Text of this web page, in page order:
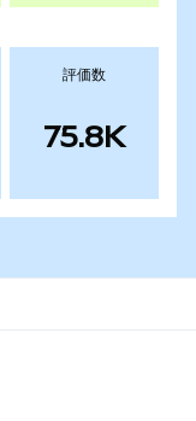
評価数
75.8K